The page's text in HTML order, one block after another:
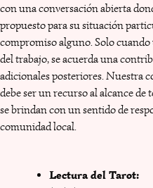
con una conversación abierta
propuesto para su situación
compromiso alguno. Solo
del trabajo, se acuerda una
adicionales posteriores. Nuestra
debe ser un recurso al alcance
se brindan con un sentido de
comunidad local.
Lectura del Tarot: